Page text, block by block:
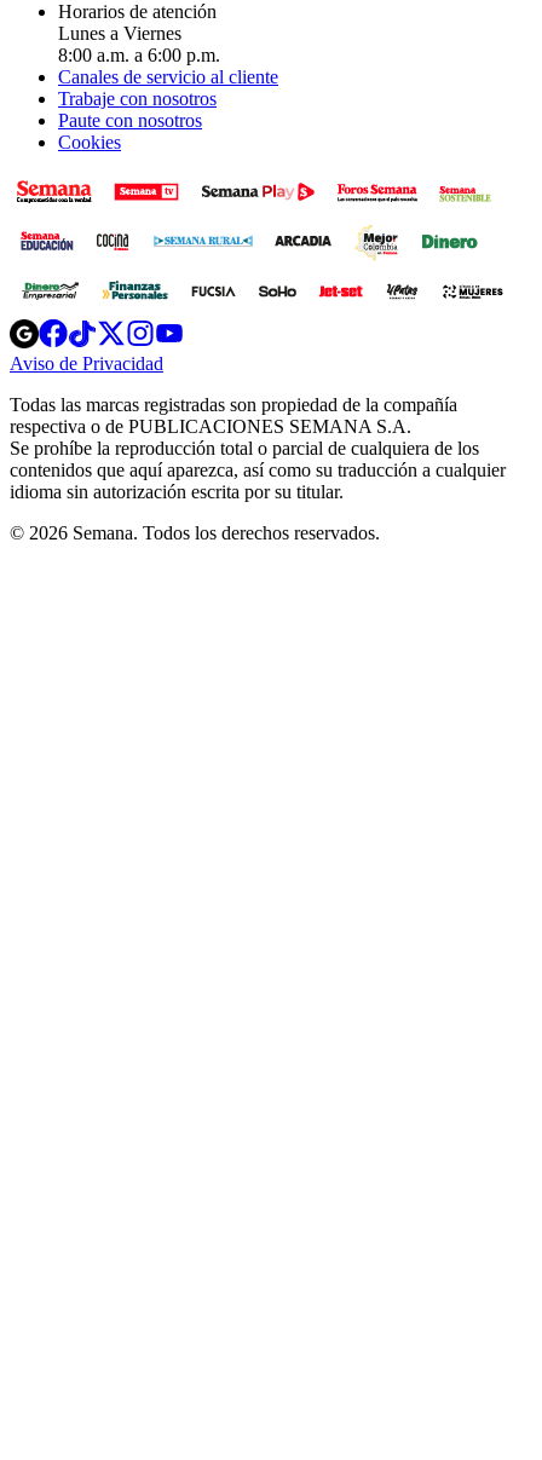
Horarios de atención
Lunes a Viernes
8:00 a.m. a 6:00 p.m.
Canales de servicio al cliente
Trabaje con nosotros
Paute con nosotros
Cookies
Opens
in
new
Opens
in
new
Opens
in
new
window
Opens
new
windowwindow
Aviso de Privacidad
new
window
Todas las marcas registradas son propiedad de la compañía
respectiva o de PUBLICACIONES SEMANA S.A.
Se prohíbe la reproducción total o parcial de cualquiera de los
contenidos que aquí aparezca, así como su traducción a cualquier
idioma sin autorización escrita por su titular.
© 2026 Semana. Todos los derechos reservados.